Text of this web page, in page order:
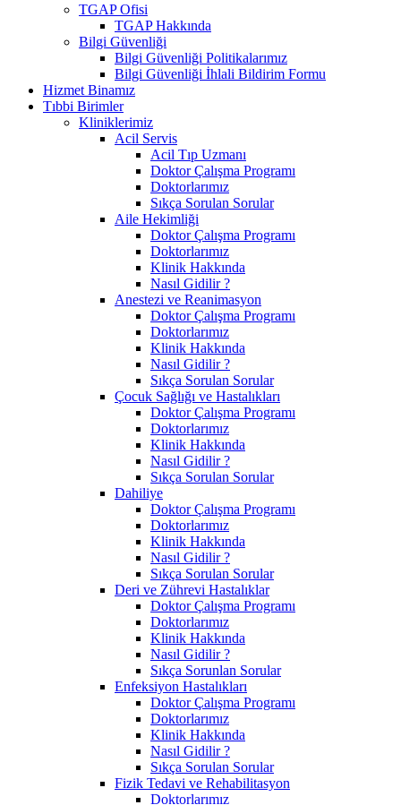
TGAP Ofisi
TGAP Hakkında
Bilgi Güvenliği
Bilgi Güvenliği Politikalarımız
Bilgi Güvenliği İhlali Bildirim Formu
Hizmet Binamız
Tıbbi Birimler
Kliniklerimiz
Acil Servis
Acil Tıp Uzmanı
Doktor Çalışma Programı
Doktorlarımız
Sıkça Sorulan Sorular
Aile Hekimliği
Doktor Çalışma Programı
Doktorlarımız
Klinik Hakkında
Nasıl Gidilir ?
Anestezi ve Reanimasyon
Doktor Çalışma Programı
Doktorlarımız
Klinik Hakkında
Nasıl Gidilir ?
Sıkça Sorulan Sorular
Çocuk Sağlığı ve Hastalıkları
Doktor Çalışma Programı
Doktorlarımız
Klinik Hakkında
Nasıl Gidilir ?
Sıkça Sorulan Sorular
Dahiliye
Doktor Çalışma Programı
Doktorlarımız
Klinik Hakkında
Nasıl Gidilir ?
Sıkça Sorulan Sorular
Deri ve Zührevi Hastalıklar
Doktor Çalışma Programı
Doktorlarımız
Klinik Hakkında
Nasıl Gidilir ?
Sıkça Sorunlan Sorular
Enfeksiyon Hastalıkları
Doktor Çalışma Programı
Doktorlarımız
Klinik Hakkında
Nasıl Gidilir ?
Sıkça Sorulan Sorular
Fizik Tedavi ve Rehabilitasyon
Doktorlarımız